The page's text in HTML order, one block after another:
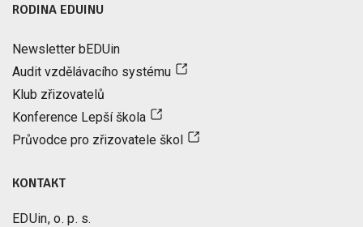
RODINA EDUINU
Newsletter bEDUin
Audit vzdělávacího systému
Klub zřizovatelů
Konference Lepší škola
Průvodce pro zřizovatele škol
KONTAKT
EDUin, o. p. s.